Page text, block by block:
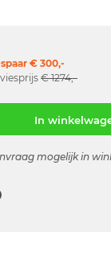
€ 300,-
€ 1274,-
In
mogelijk in